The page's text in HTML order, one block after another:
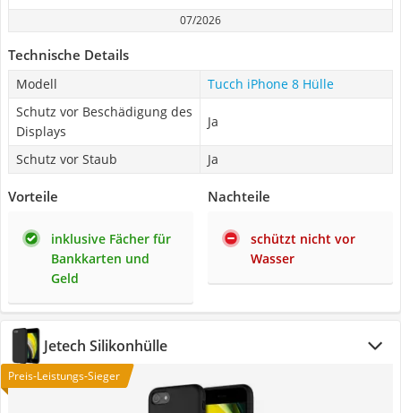
07/2026
Technische Details
Modell
Tucch iPhone 8 Hülle
Schutz vor Beschädigung des
Displays
Ja
Schutz vor Staub Ja
Vorteile
inklusive Fächer für
Bankkarten und
Geld
Nachteile
schützt nicht vor
Wasser
Jetech Silikonhülle
Preis-Leistungs-Sieger